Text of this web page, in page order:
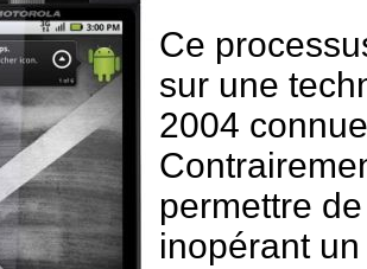
Ce
sur une
2004
permettre
inopérant